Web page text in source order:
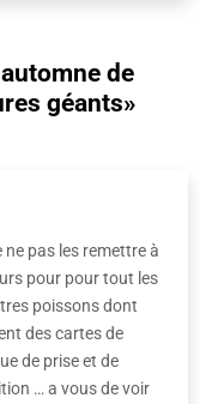
de
géants»
pas les remettre à
pour pour tout les
poissons dont
des cartes de
de prise et de
… a vous de voir